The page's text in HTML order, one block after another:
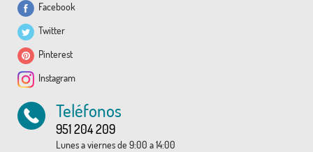
Facebook
Twitter
Pinterest
Instagram
Teléfonos
951 204 209
Lunes a viernes de 9:00 a 14:00